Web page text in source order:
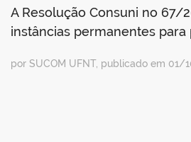
A Resolução Consuni no 67/
instâncias permanentes
por SUCOM UFNT, publicado em 01/